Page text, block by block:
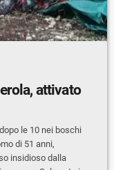
attivato
le 10 nei boschi
di 51 anni,
insidioso dalla